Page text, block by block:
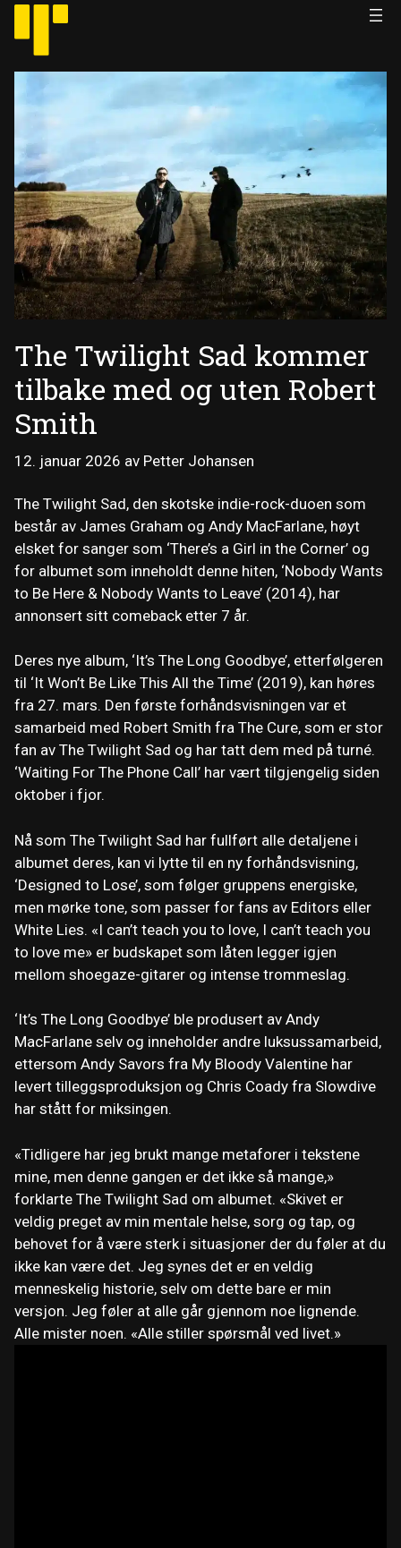
Hopp
innhold
The Twilight Sad kommer
tilbake med og uten Robert
Smith
12. januar 2026 av Petter Johansen
The Twilight Sad, den skotske indie-rock-duoen som
består av James Graham og Andy MacFarlane, høyt
elsket for sanger som ‘There’s a Girl in the Corner’ og
for albumet som inneholdt denne hiten, ‘Nobody Wants
to Be Here & Nobody Wants to Leave’ (2014), har
annonsert sitt comeback etter 7 år.
Deres nye album, ‘It’s The Long Goodbye’, etterfølgeren
til ‘It Won’t Be Like This All the Time’ (2019), kan høres
fra 27. mars. Den første forhåndsvisningen var et
samarbeid med Robert Smith fra The Cure, som er stor
fan av The Twilight Sad og har tatt dem med på turné.
‘Waiting For The Phone Call’ har vært tilgjengelig siden
oktober i fjor.
Nå som The Twilight Sad har fullført alle detaljene i
albumet deres, kan vi lytte til en ny forhåndsvisning,
‘Designed to Lose’, som følger gruppens energiske,
men mørke tone, som passer for fans av Editors eller
White Lies. «I can’t teach you to love, I can’t teach you
to love me» er budskapet som låten legger igjen
mellom shoegaze-gitarer og intense trommeslag.
‘It’s The Long Goodbye’ ble produsert av Andy
MacFarlane selv og inneholder andre luksussamarbeid,
ettersom Andy Savors fra My Bloody Valentine har
levert tilleggsproduksjon og Chris Coady fra Slowdive
har stått for miksingen.
«Tidligere har jeg brukt mange metaforer i tekstene
mine, men denne gangen er det ikke så mange,»
forklarte The Twilight Sad om albumet. «Skivet er
veldig preget av min mentale helse, sorg og tap, og
behovet for å være sterk i situasjoner der du føler at du
ikke kan være det. Jeg synes det er en veldig
menneskelig historie, selv om dette bare er min
versjon. Jeg føler at alle går gjennom noe lignende.
Alle mister noen. «Alle stiller spørsmål ved livet.»